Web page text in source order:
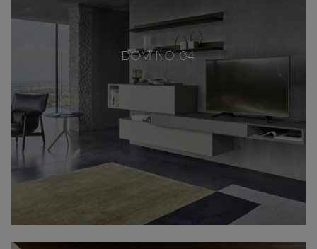
DOMINO 04